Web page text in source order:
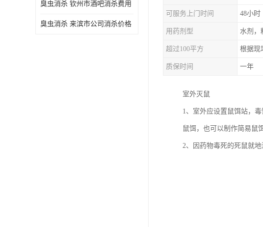
臭虫消杀 钦州市酒吧消杀费用
臭虫消杀 来滨市公司消杀价格
可服务上门时间 48小时
用药剂型 水剂，
超过100平方 根据现
质保时间 一年
室外灭鼠
1、室外应设置鼠饵站，
鼠饵，也可以制作简易鼠
2、因药物毒死的死鼠就地